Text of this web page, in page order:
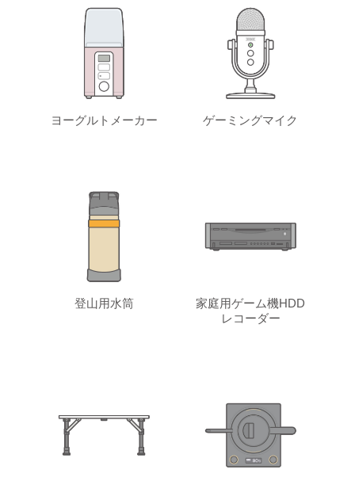
ヨーグルトメーカー ゲーミングマイク
登山用水筒
家庭用ゲーム機HDD
レコーダー